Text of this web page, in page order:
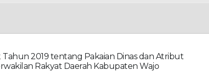
2019 tentang Pakaian Dinas dan Atribut
Rakyat Daerah Kabupaten Wajo